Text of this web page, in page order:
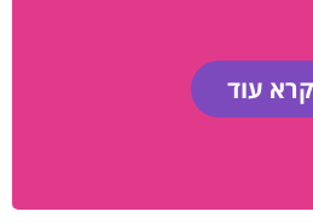
קרא עוד